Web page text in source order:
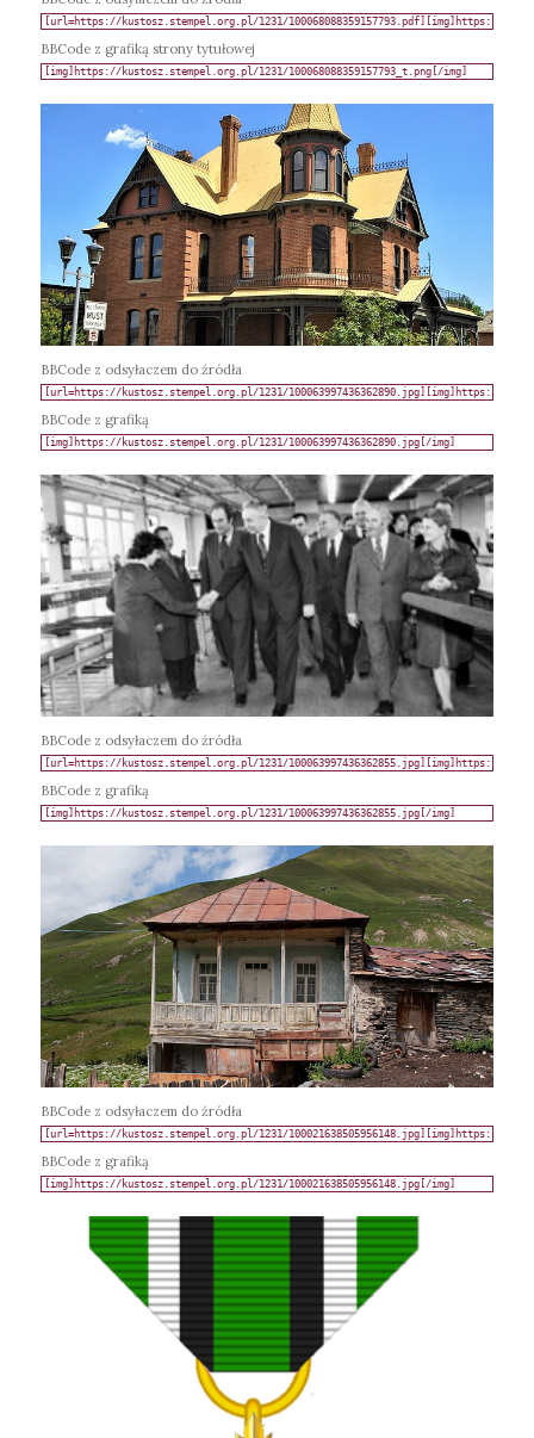
BBCode z grafiką strony tytułowej
BBCode z odsyłaczem do źródła
BBCode z grafiką
BBCode z odsyłaczem do źródła
BBCode z grafiką
BBCode z odsyłaczem do źródła
BBCode z grafiką